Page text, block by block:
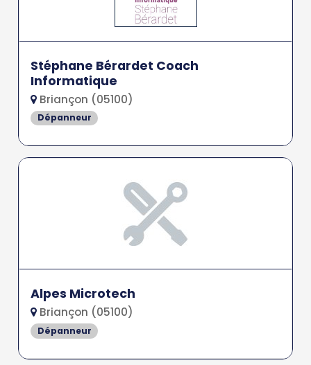
Stéphane Bérardet Coach
Informatique
Briançon (05100)
Dépanneur
Alpes Microtech
Briançon (05100)
Dépanneur